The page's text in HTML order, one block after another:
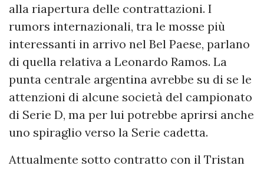
alla riapertura delle contrattazioni. I
rumors internazionali, tra le mosse più
interessanti in arrivo nel Bel Paese, parlano
di quella relativa a Leonardo Ramos. La
punta centrale argentina avrebbe su di se le
attenzioni di alcune società del campionato
di Serie D, ma per lui potrebbe aprirsi anche
uno spiraglio verso la Serie cadetta.
Attualmente sotto contratto con il Tristan